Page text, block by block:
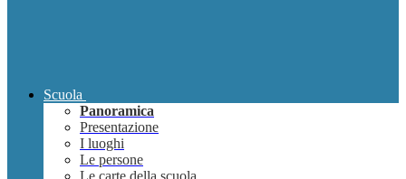
Scuola
Panoramica
Presentazione
I luoghi
Le persone